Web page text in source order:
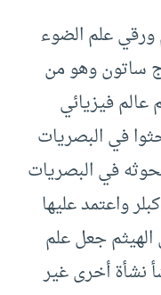
ورقي علم الضوء
ساتون وهو من
عالم فيزيائي
في البصريات
في البصريات
واعتمد عليها
جعل علم
نشأة أخرى غير